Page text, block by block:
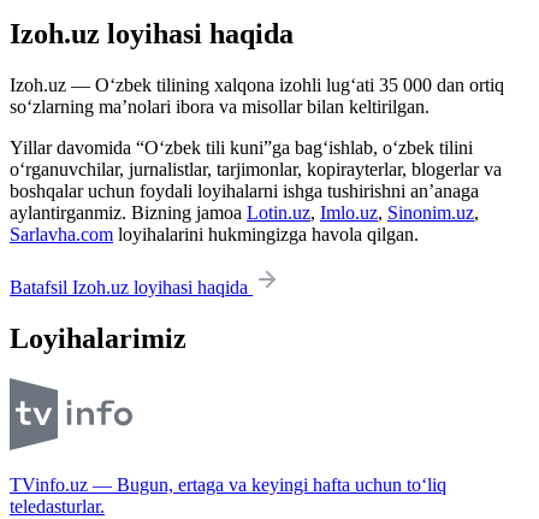
Izoh.uz loyihasi haqida
Izoh.uz — O‘zbek tilining xalqona izohli lug‘ati 35 000 dan ortiq
so‘zlarning ma’nolari ibora va misollar bilan keltirilgan.
Yillar davomida “O‘zbek tili kuni”ga bag‘ishlab, o‘zbek tilini
o‘rganuvchilar, jurnalistlar, tarjimonlar, kopirayterlar, blogerlar va
boshqalar uchun foydali loyihalarni ishga tushirishni an’anaga
aylantirganmiz. Bizning jamoa Lotin.uz, Imlo.uz, Sinonim.uz,
Sarlavha.com loyihalarini hukmingizga havola qilgan.
Batafsil Izoh.uz loyihasi haqida
Loyihalarimiz
TVinfo.uz — Bugun, ertaga va keyingi hafta uchun to‘liq
teledasturlar.